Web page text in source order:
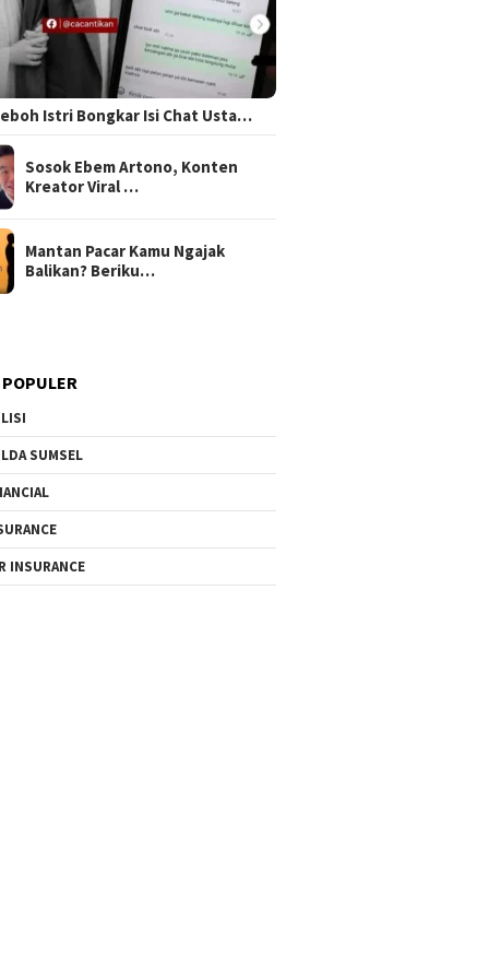
Istri Bongkar Isi Chat Usta…
Sosok Ebem Artono, Konten
Kreator Viral …
Mantan Pacar Kamu Ngajak
Balikan? Beriku…
SUMSEL
INSURANCE